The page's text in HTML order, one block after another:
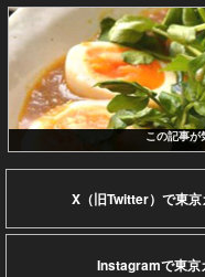
この記事が
X（旧Twitter）で東
Instagramで東京